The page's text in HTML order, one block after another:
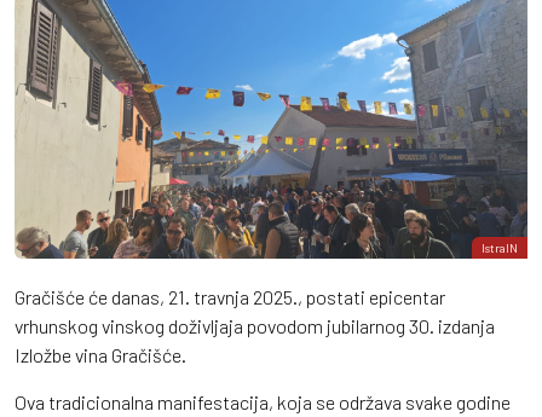
IstraIN
Gračišće će danas, 21. travnja 2025., postati epicentar
vrhunskog vinskog doživljaja povodom jubilarnog 30. izdanja
Izložbe vina Gračišće.
Ova tradicionalna manifestacija, koja se održava svake godine